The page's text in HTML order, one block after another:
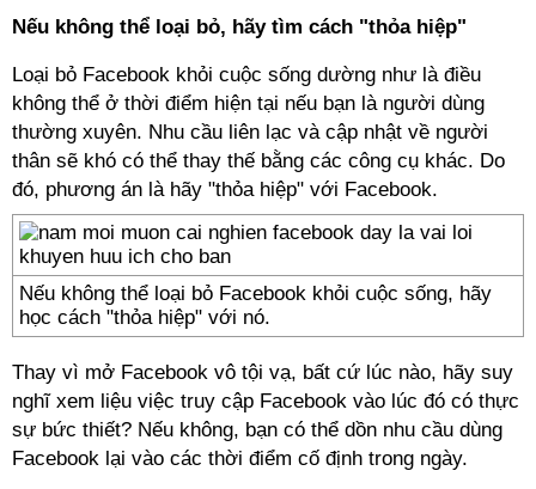
Nếu không thể loại bỏ, hãy tìm cách "thỏa hiệp"
Loại bỏ Facebook khỏi cuộc sống dường như là điều
không thể ở thời điểm hiện tại nếu bạn là người dùng
thường xuyên. Nhu cầu liên lạc và cập nhật về người
thân sẽ khó có thể thay thế bằng các công cụ khác. Do
đó, phương án là hãy "thỏa hiệp" với Facebook.
Nếu không thể loại bỏ Facebook khỏi cuộc sống, hãy
học cách "thỏa hiệp" với nó.
Thay vì mở Facebook vô tội vạ, bất cứ lúc nào, hãy suy
nghĩ xem liệu việc truy cập Facebook vào lúc đó có thực
sự bức thiết? Nếu không, bạn có thể dồn nhu cầu dùng
Facebook lại vào các thời điểm cố định trong ngày.